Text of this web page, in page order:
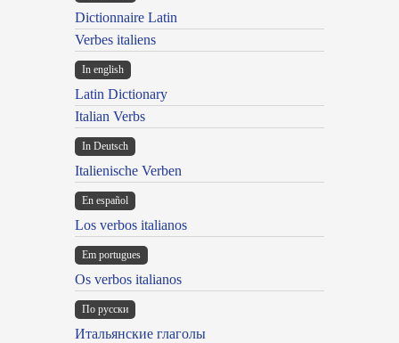
Dictionnaire Latin
Verbes italiens
In english
Latin Dictionary
Italian Verbs
In Deutsch
Italienische Verben
En español
Los verbos italianos
Em portugues
Os verbos italianos
По русски
Итальянские глаголы